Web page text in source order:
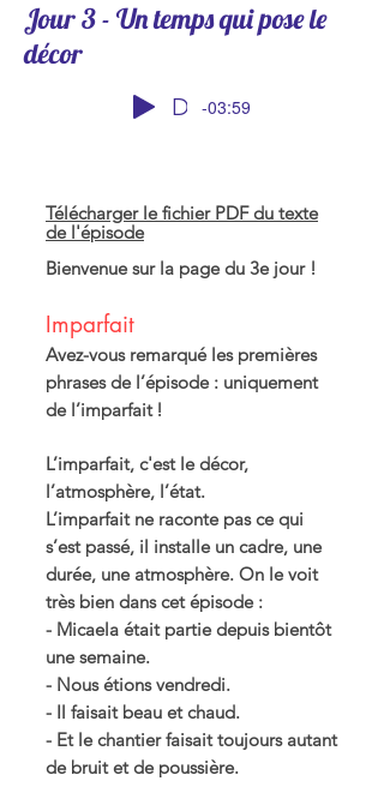
Jour 3 - Un temps qui pose le
décor
DEFI FR -Visite au Louvre 0626
-03:59
Télécharger le fichier PDF du texte
de l'épisode
Bienvenue sur la page du 3e jour !
Imparfait
Avez-vous remarqué les premières
phrases de l’épisode : uniquement
de l’imparfait !
L’imparfait, c'est le décor,
l’atmosphère, l’état.
L’imparfait ne raconte pas ce qui
s’est passé, il installe un cadre, une
durée, une atmosphère. On le voit
très bien dans cet épisode :
- Micaela était partie depuis bientôt
une semaine.
- Nous étions vendredi.
- Il faisait beau et chaud.
- Et le chantier faisait toujours autant
de bruit et de poussière.